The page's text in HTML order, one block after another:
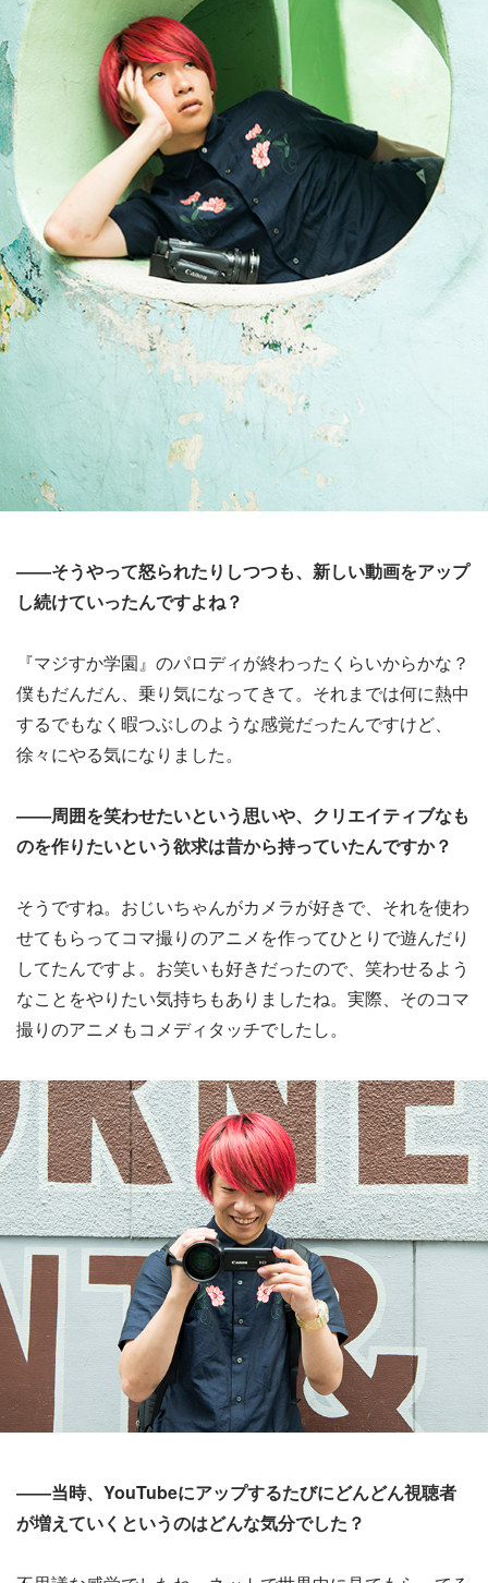
――そうやって怒られたりしつつも、新しい動画をアップ
し続けていったんですよね？
『マジすか学園』のパロディが終わったくらいからかな？
僕もだんだん、乗り気になってきて。それまでは何に熱中
するでもなく暇つぶしのような感覚だったんですけど、
徐々にやる気になりました。
――周囲を笑わせたいという思いや、クリエイティブなも
のを作りたいという欲求は昔から持っていたんですか？
そうですね。おじいちゃんがカメラが好きで、それを使わ
せてもらってコマ撮りのアニメを作ってひとりで遊んだり
してたんですよ。お笑いも好きだったので、笑わせるよう
なことをやりたい気持ちもありましたね。実際、そのコマ
撮りのアニメもコメディタッチでしたし。
――当時、YouTubeにアップするたびにどんどん視聴者
が増えていくというのはどんな気分でした？